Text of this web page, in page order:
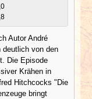
Autor André
deutlich von den
Die Episode
Krähen in
Hitchcocks "Die
bringt